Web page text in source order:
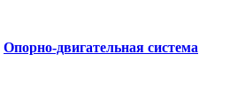
Опорно-двигательная система